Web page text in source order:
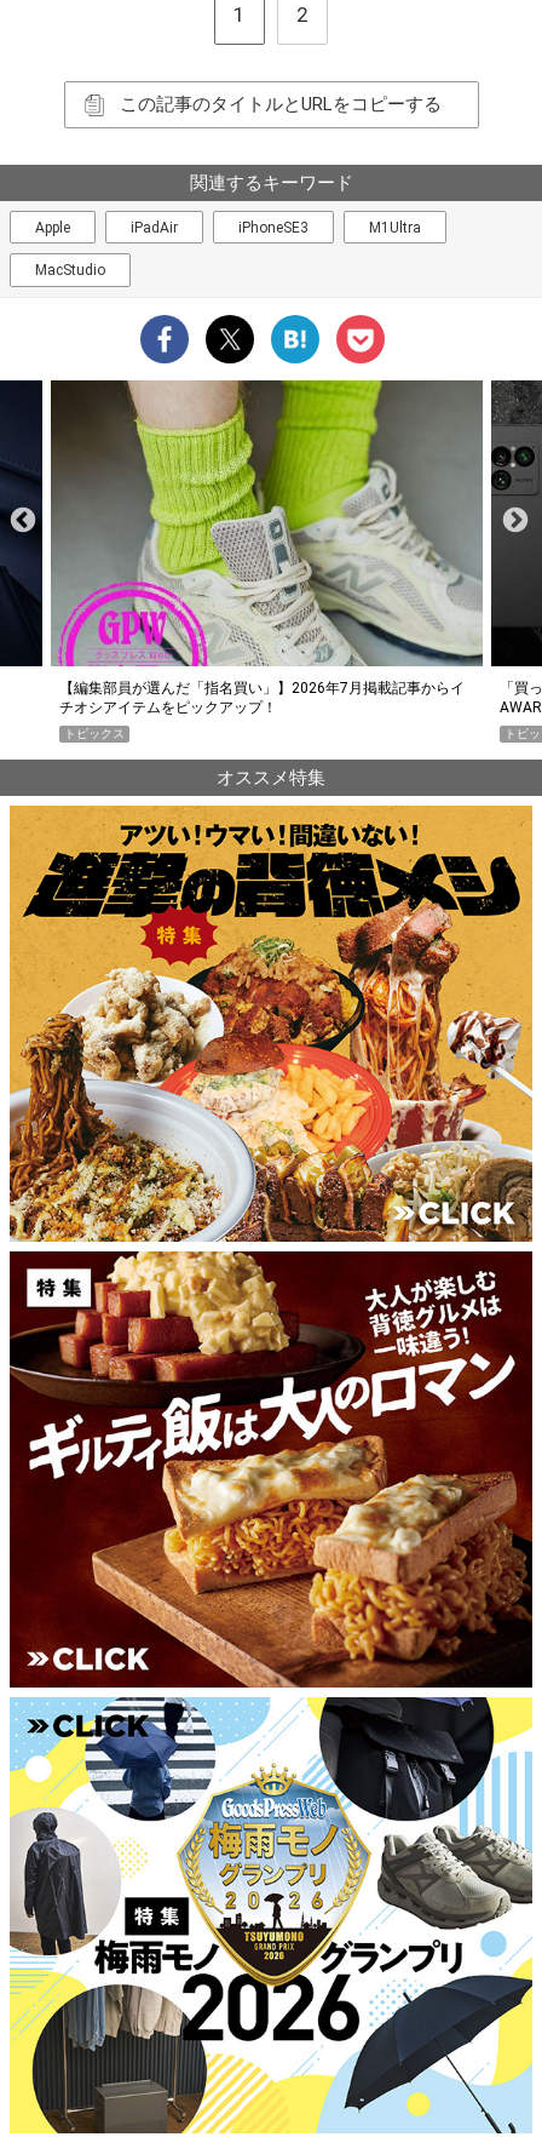
1 2
この記事のタイトルとURLをコピーする
関連するキーワード
Apple iPadAir iPhoneSE3 M1Ultra
MacStudio
「買って損なし」の極上スマホ5選【GoodsPress 2026上半期
AWARD】
トピックス
薄着
PR
オススメ特集